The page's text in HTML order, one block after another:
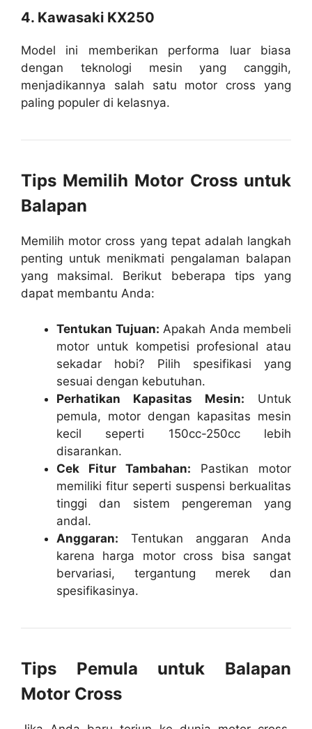
4. Kawasaki KX250
Model ini memberikan performa luar biasa
dengan teknologi mesin yang canggih,
menjadikannya salah satu motor cross yang
paling populer di kelasnya.
Tips Memilih Motor Cross untuk
Balapan
Memilih motor cross yang tepat adalah langkah
penting untuk menikmati pengalaman balapan
yang maksimal. Berikut beberapa tips yang
dapat membantu Anda:
Tentukan Tujuan: Apakah Anda membeli
motor untuk kompetisi profesional atau
sekadar hobi? Pilih spesifikasi yang
sesuai dengan kebutuhan.
Perhatikan Kapasitas Mesin: Untuk
pemula, motor dengan kapasitas mesin
kecil seperti 150cc-250cc lebih
disarankan.
Cek Fitur Tambahan: Pastikan motor
memiliki fitur seperti suspensi berkualitas
tinggi dan sistem pengereman yang
andal.
Anggaran: Tentukan anggaran Anda
karena harga motor cross bisa sangat
bervariasi, tergantung merek dan
spesifikasinya.
Tips Pemula untuk Balapan
Motor Cross